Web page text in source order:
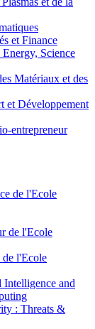
et Finance
Science
Matériaux et des
et Développement
entrepreneur
de l'Ecole
de l'Ecole
l'Ecole
and
: Threats &